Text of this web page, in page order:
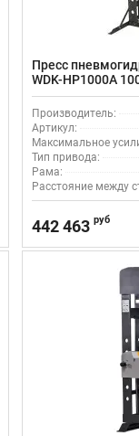
Пресс
WDK-HP1000A
штока 300 мм,
рабочего стола
Производитель:
Артикул:
Максимальное
Тип привода:
Рама:
Расстояние между
442 463 руб